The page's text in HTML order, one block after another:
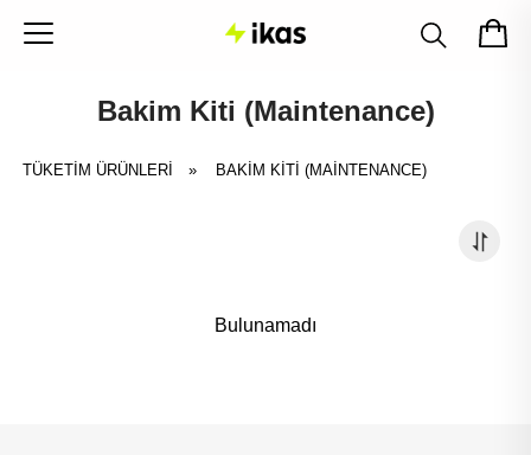
Bakim Kiti (Maintenance)
TÜKETİM ÜRÜNLERİ » BAKIM KITI (MAINTENANCE)
Bulunamadı